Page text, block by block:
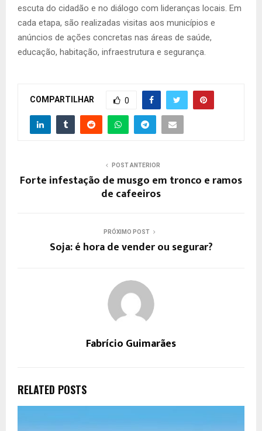
escuta do cidadão e no diálogo com lideranças locais. Em
cada etapa, são realizadas visitas aos municípios e
anúncios de ações concretas nas áreas de saúde,
educação, habitação, infraestrutura e segurança.
COMPARTILHAR 0
POST ANTERIOR
Forte infestação de musgo em tronco e ramos
de cafeeiros
PRÓXIMO POST
Soja: é hora de vender ou segurar?
Fabrício Guimarães
RELATED POSTS